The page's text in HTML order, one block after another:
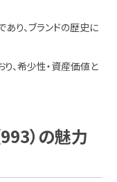
り、ブランドの歴史に
、希少性・資産価値と
）の魅力